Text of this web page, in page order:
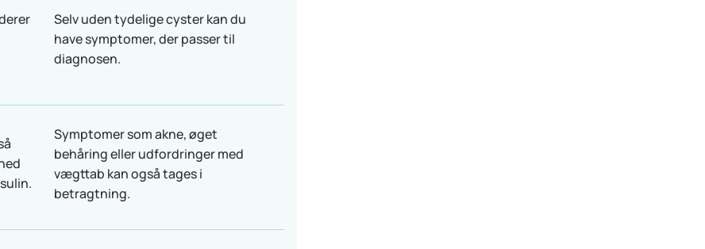
Selv uden tydelige cyster kan du
have symptomer, der passer til
diagnosen.
Symptomer som akne, øget
behåring eller udfordringer med
vægttab kan også tages i
betragtning.